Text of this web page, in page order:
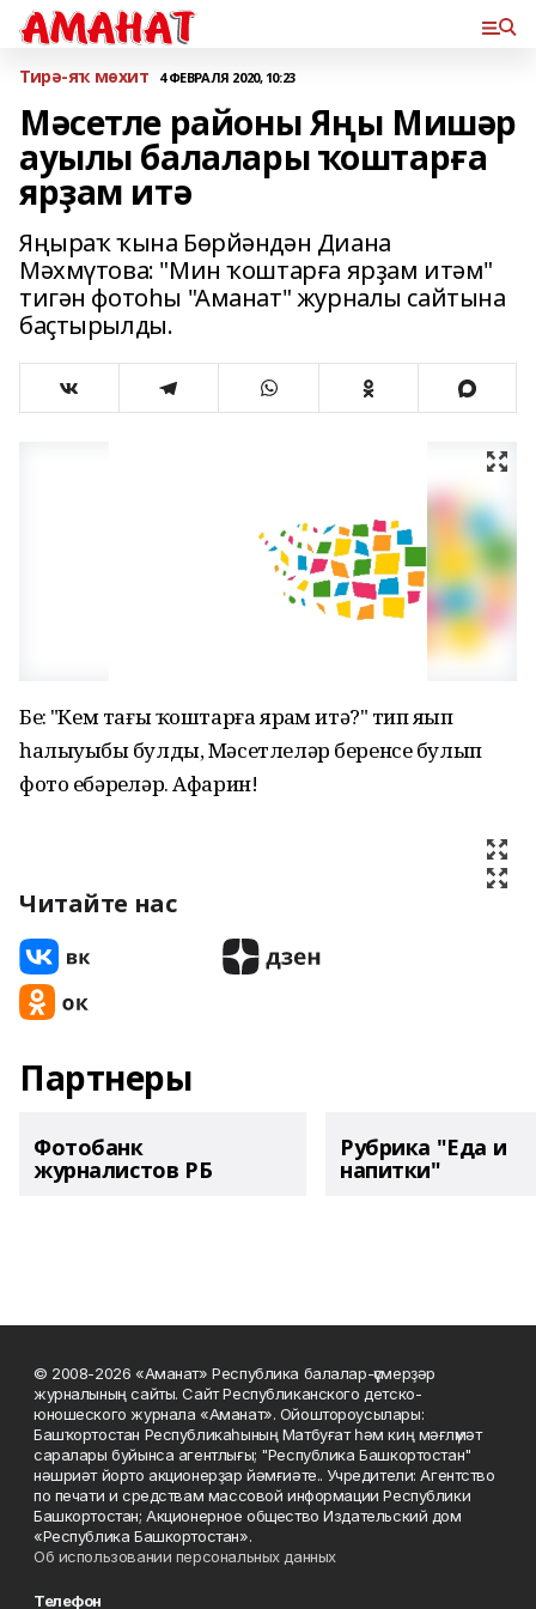
Тирә-яҡ мөхит 4 ФЕВРАЛЯ 2020, 10:23
Мәсетле районы Яңы Мишәр
ауылы балалары ҡоштарға
ярҙам итә
Яңыраҡ ҡына Бөрйәндән Диана
Мәхмүтова: "Мин ҡоштарға ярҙам итәм"
тигән фотоһы "Аманат" журналы сайтына
баҫтырылды.
Беҙ: "Кем тағы ҡоштарға ярҙам итә?" тип яҙып
һалыуыбыҙ булды, Мәсетлеләр беренсе булып
фото ебәрҙеләр. Афарин!
Читайте нас
Партнеры
Фотобанк
журналистов РБ
Рубрика "Еда и
напитки"
© 2008-2026 «Аманат» Республика балалар-үҫмерҙәр
журналының сайты. Сайт Республиканского детско-
юношеского журнала «Аманат». Ойоштороусылары:
Башҡортостан Республикаһының Матбуғат һәм киң мәғлүмәт
саралары буйынса агентлығы; "Республика Башкортостан"
нәшриәт йорто акционерҙар йәмғиәте.. Учредители: Агентство
по печати и средствам массовой информации Республики
Башкортостан; Акционерное общество Издательский дом
«Республика Башкортостан».
Об использовании персональных данных
Телефон